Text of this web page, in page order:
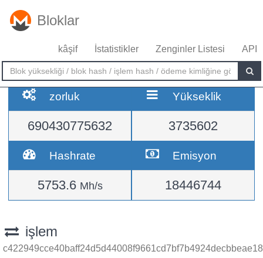
Bloklar
kâşif İstatistikler Zenginler Listesi API
zorluk
690430775632
Yükseklik
3735602
Hashrate
5753.6 Mh/s
Emisyon
18446744
işlem
c422949cce40baff24d5d44008f9661cd7bf7b4924decbbeae18